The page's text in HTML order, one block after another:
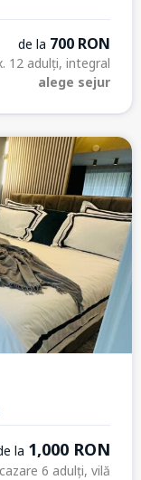
de la 700 RON
12 adulți, integral
alege sejur
la 1,000 RON
cazare 6 adulți, vilă